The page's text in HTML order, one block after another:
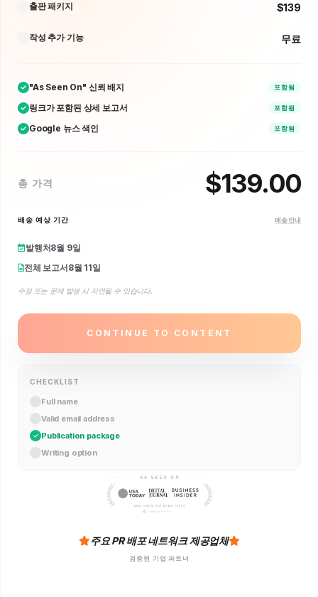
출판 패키지 $139
작성 추가 기능 무료
"As Seen On" 신뢰 배지 포함됨
링크가 포함된 상세 보고서 포함됨
Google 뉴스 색인 포함됨
총 가격 $139.00
배송 예상 기간 배송 안내
발행처8월 9일
전체 보고서8월 11일
수정 또는 문제 발생 시 지연될 수 있습니다.
CONTINUE TO CONTENT
CHECKLIST
Full name
Valid email address
Publication package
Writing option
주요 PR 배포 네트워크 제공업체
검증된 기업 파트너